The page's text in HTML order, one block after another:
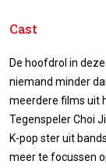
Cast
De hoofdrol in
niemand minder
meerdere films uit
Tegenspeler Choi
K-pop ster uit
meer te focussen